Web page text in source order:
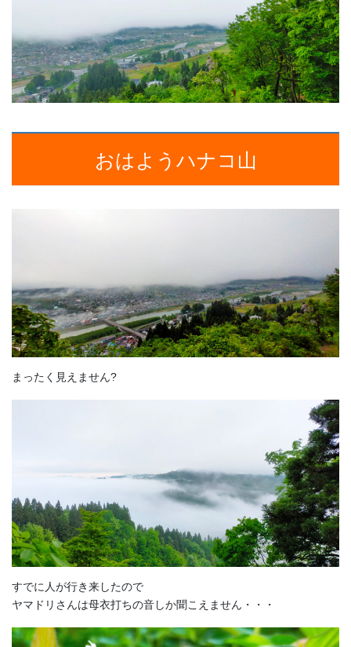
おはようハナコ山
まったく見えません?
すでに人が行き来したので
ヤマドリさんは母衣打ちの音しか聞こえません・・・